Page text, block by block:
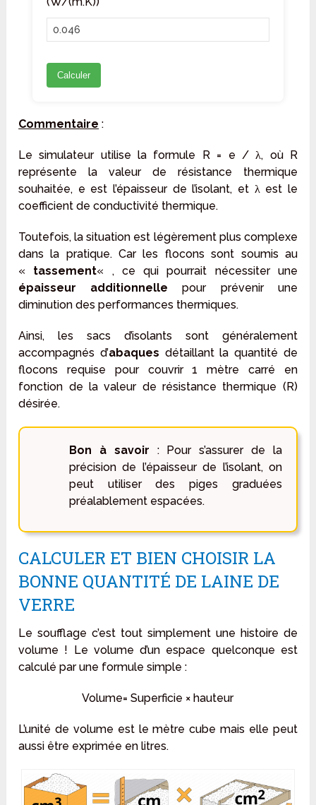
Calculer
Commentaire :
Le simulateur utilise la formule R = e / λ, où R
représente la valeur de résistance thermique
souhaitée, e est l’épaisseur de l’isolant, et λ est le
coefficient de conductivité thermique.
Toutefois, la situation est légèrement plus complexe
dans la pratique. Car les flocons sont soumis au
« tassement« , ce qui pourrait nécessiter une
épaisseur additionnelle pour prévenir une
diminution des performances thermiques.
Ainsi, les sacs d’isolants sont généralement
accompagnés d’abaques détaillant la quantité de
flocons requise pour couvrir 1 mètre carré en
fonction de la valeur de résistance thermique (R)
désirée.
Bon à savoir : Pour s’assurer de la
précision de l’épaisseur de l’isolant, on
peut utiliser des piges graduées
préalablement espacées.
CALCULER ET BIEN CHOISIR LA
BONNE QUANTITÉ DE LAINE DE
VERRE
Le soufflage c’est tout simplement une histoire de
volume ! Le volume d’un espace quelconque est
calculé par une formule simple :
Volume= Superficie × hauteur
L’unité de volume est le mètre cube mais elle peut
aussi être exprimée en litres.